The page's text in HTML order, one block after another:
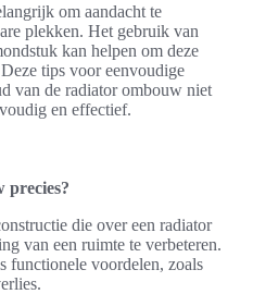
om aandacht te
plekken. Het gebruik van
kan helpen om deze
tips voor eenvoudige
van de radiator ombouw niet
en effectief.
precies?
die over een radiator
van een ruimte te verbeteren.
functionele voordelen, zoals